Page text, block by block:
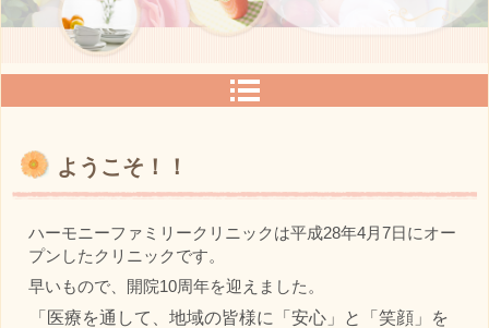
ようこそ！！
ハーモニーファミリークリニックは平成28年4月7日にオー
プンしたクリニックです。
早いもので、開院10周年を迎えました。
「医療を通して、地域の皆様に「安心」と「笑顔」を